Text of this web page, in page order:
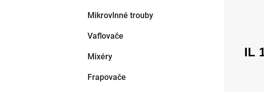
Mikrovlnné trouby
Vaflovače
Mixéry
Frapovače
IL